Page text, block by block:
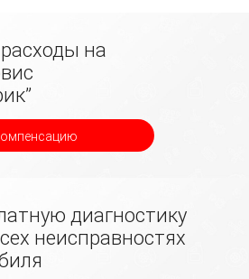
на
диагностику
неисправностях